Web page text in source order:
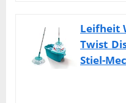
Leifheit
Twist
Stiel-